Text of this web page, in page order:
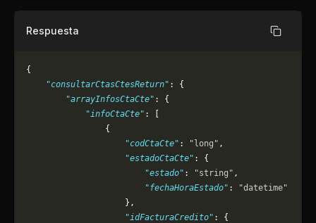
Respuesta Copiar
{
    "consultarCtasCtesReturn"
: {
        "arrayInfosCtaCte"
: {
            "infoCtaCte"
: [
                {
                    "codCtaCte"
: "long" ,
                    "estadoCtaCte"
: {
                        "estado"
: "string" ,
                        "fechaHoraEstado"
:
"datetime"
                    },
                    "idFacturaCredito"
: {